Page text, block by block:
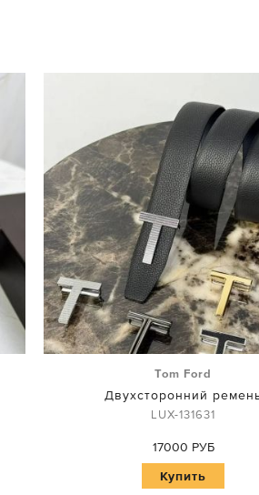
Tom Ford
Двухсторонний
LUX-131631
17000 РУБ
Купить